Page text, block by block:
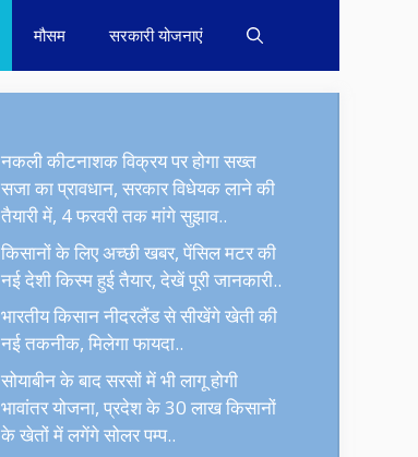
मौसम सरकारी योजनाएं
नकली कीटनाशक विक्रय पर होगा सख्त
सजा का प्रावधान, सरकार विधेयक लाने की
तैयारी में, 4 फरवरी तक मांगे सुझाव..
किसानों के लिए अच्छी खबर, पेंसिल मटर की
नई देशी किस्म हुई तैयार, देखें पूरी जानकारी..
भारतीय किसान नीदरलैंड से सीखेंगे खेती की
नई तकनीक, मिलेगा फायदा..
सोयाबीन के बाद सरसों में भी लागू होगी
भावांतर योजना, प्रदेश के 30 लाख किसानों
के खेतों में लगेंगे सोलर पम्प..